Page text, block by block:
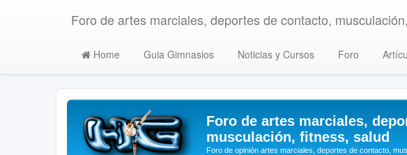
Foro de artes marciales, deportes de contacto,
Home Guia Gimnasios Noticias y Cursos Foro
Foro de artes marciales,
musculación, fitness, salud
Foro de opinión artes marciales, deportes de contacto,